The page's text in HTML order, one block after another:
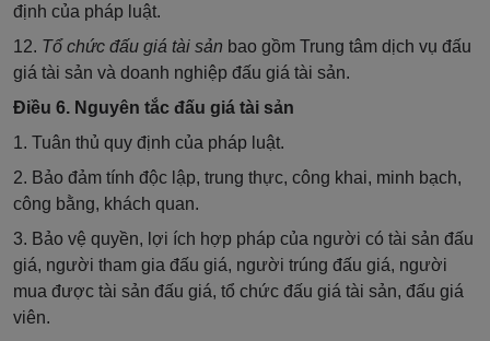
định của pháp luật.
12. Tổ chức đấu giá tài sản bao gồm Trung tâm dịch vụ đấu
giá tài sản và doanh nghiệp đấu giá tài sản.
Điều 6. Nguyên tắc đấu giá tài sản
1. Tuân thủ quy định của pháp luật.
2. Bảo đảm tính độc lập, trung thực, công khai, minh bạch,
công bằng, khách quan.
3. Bảo vệ quyền, lợi ích hợp pháp của người có tài sản đấu
giá, người tham gia đấu giá, người trúng đấu giá, người
mua được tài sản đấu giá, tổ chức đấu giá tài sản, đấu giá
viên.